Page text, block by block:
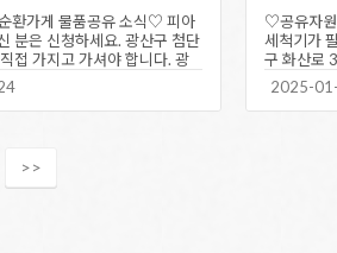
환가게 물품공유 소식♡ 피아
분은 신청하세요. 광산구 첨단
접 가지고 가셔야 합니다. 광
터 후원회원…
♡공유자
세척기가
구 화산로
공유센터
2025-
>>